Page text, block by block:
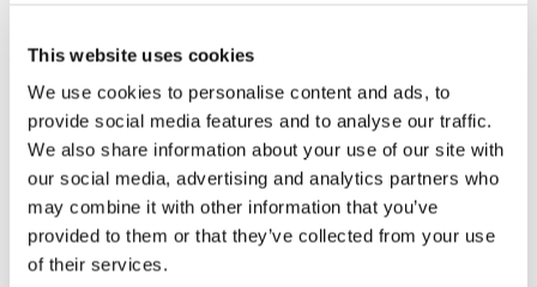
This website uses cookies
We use cookies to personalise content and ads, to
provide social media features and to analyse our traffic.
We also share information about your use of our site with
our social media, advertising and analytics partners who
may combine it with other information that you’ve
provided to them or that they’ve collected from your use
of their services.
Leggi tutto...
10
Febbraio
2020
Astoi
La conferenza stampa di ASTOI Confindustria Viaggi dal titolo:
“ADV OVERVIEW
Si è tenuta oggi, 10 febbraio, alla Bit Fiera Milano, la conferenza